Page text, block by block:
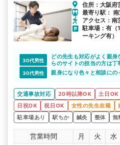
住所：大阪
最寄り駅：
アクセス：南
駐車場：有（
ーキング有）
30代男性
どの先生も対応がよく親
らのサイトの担当の方は丁
30代男性 親身になり色々と相談にの
交通事故対応 20時以降OK 土日OK
日祝OK
祝日OK 女性の先生在籍
駐車場あり
駅ちか 鍼灸 整体 無
営業時間 月 火 水